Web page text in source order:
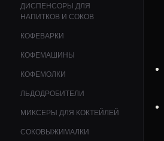
ДИСПЕНСОРЫ ДЛЯ
НАПИТКОВ И СОКОВ
КОФЕВАРКИ
КОФЕМАШИНЫ
КОФЕМОЛКИ
ЛЬДОДРОБИТЕЛИ
МИКСЕРЫ ДЛЯ КОКТЕЙЛЕЙ
СОКОВЫЖИМАЛКИ